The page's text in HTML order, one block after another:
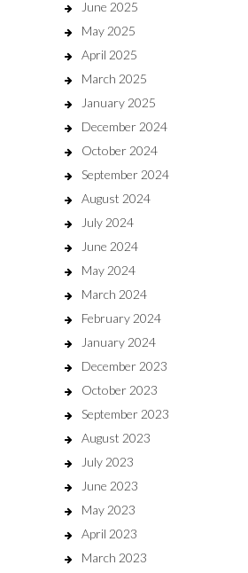
June 2025
May 2025
April 2025
March 2025
January 2025
December 2024
October 2024
September 2024
August 2024
July 2024
June 2024
May 2024
March 2024
February 2024
January 2024
December 2023
October 2023
September 2023
August 2023
July 2023
June 2023
May 2023
April 2023
March 2023